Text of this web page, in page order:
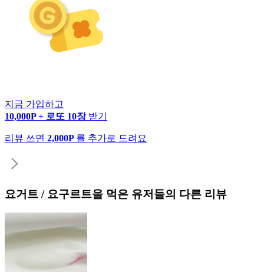
지금 가입하고
10,000P + 로또 10장 받기
리뷰 쓰면 2,000P 를 추가로 드려요
요거트 / 요구르트을 먹은 유저들의 다른 리뷰